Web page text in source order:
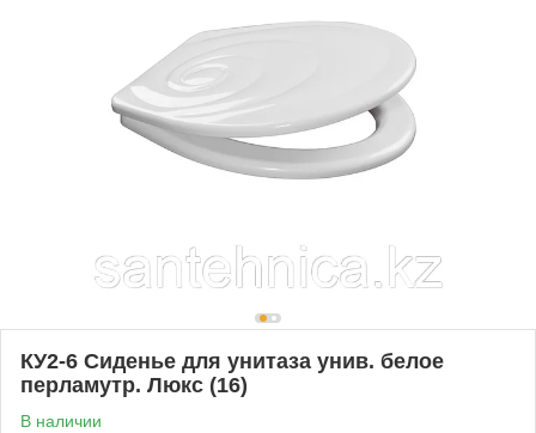
КУ2-6 Сиденье для унитаза унив. белое
перламутр. Люкс (16)
В наличии